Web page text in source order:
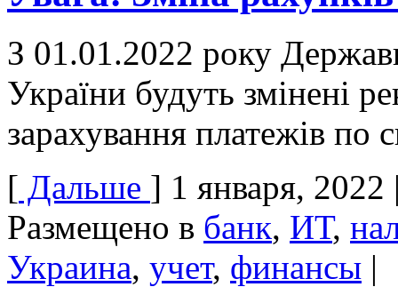
З 01.01.2022 року
України будуть змінені
зарахування платежів по
[ Дальше ] 1 января, 2022
Размещено в банк, ИТ,
Украина, учет, финансы |